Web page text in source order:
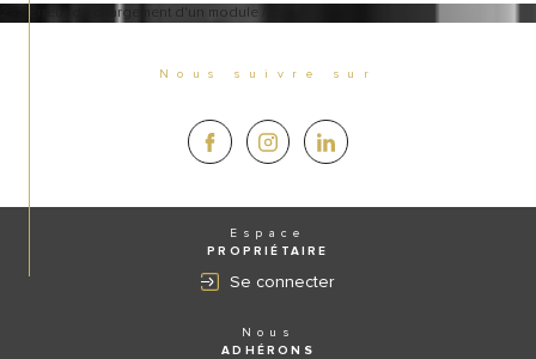
2 -> Erreur de chargement d'un module /.tpl
Nous suivre sur
Espace
PROPRIÉTAIRE
Se connecter
Nous
ADHÉRONS